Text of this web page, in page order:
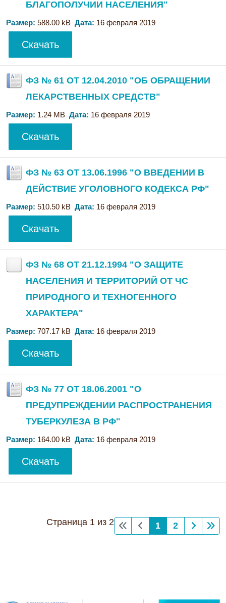
БЛАГОПОЛУЧИИ НАСЕЛЕНИЯ"
Размер: 588.00 kB Дата: 16 февраля 2019
Скачать
ФЗ № 61 ОТ 12.04.2010 "ОБ ОБРАЩЕНИИ
ЛЕКАРСТВЕННЫХ СРЕДСТВ"
Размер: 1.24 MB Дата: 16 февраля 2019
Скачать
ФЗ № 63 ОТ 13.06.1996 "О ВВЕДЕНИИ В
ДЕЙСТВИЕ УГОЛОВНОГО КОДЕКСА РФ"
Размер: 510.50 kB Дата: 16 февраля 2019
Скачать
ФЗ № 68 ОТ 21.12.1994 "О ЗАЩИТЕ
НАСЕЛЕНИЯ И ТЕРРИТОРИЙ ОТ ЧС
ПРИРОДНОГО И ТЕХНОГЕННОГО
ХАРАКТЕРА"
Размер: 707.17 kB Дата: 16 февраля 2019
Скачать
ФЗ № 77 ОТ 18.06.2001 "О
ПРЕДУПРЕЖДЕНИИ РАСПРОСТРАНЕНИЯ
ТУБЕРКУЛЕЗА В РФ"
Размер: 164.00 kB Дата: 16 февраля 2019
Скачать
Страница 1 из 2 1 2